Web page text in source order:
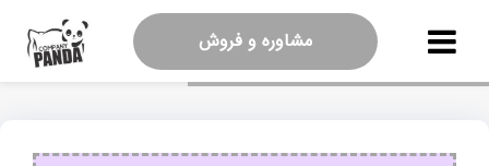
مشاوره و فروش